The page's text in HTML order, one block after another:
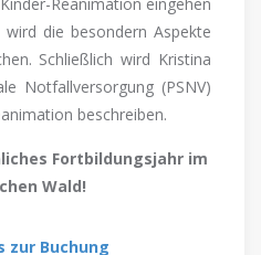
die besondern Aspekte
Schließlich wird Kristina
Notfallversorgung (PSNV)
beschreiben.
Fortbildungsjahr im
Wald!
zur Buchung